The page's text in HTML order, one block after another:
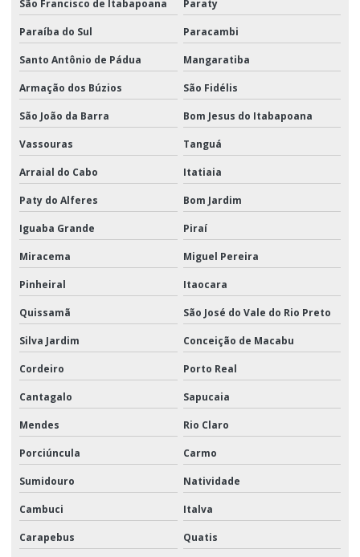
São Francisco de Itabapoana Paraty
Paraíba do Sul Paracambi
Santo Antônio de Pádua Mangaratiba
Armação dos Búzios São Fidélis
São João da Barra Bom Jesus do Itabapoana
Vassouras Tanguá
Arraial do Cabo Itatiaia
Paty do Alferes Bom Jardim
Iguaba Grande Piraí
Miracema Miguel Pereira
Pinheiral Itaocara
Quissamã São José do Vale do Rio Preto
Silva Jardim Conceição de Macabu
Cordeiro Porto Real
Cantagalo Sapucaia
Mendes Rio Claro
Porciúncula Carmo
Sumidouro Natividade
Cambuci Italva
Carapebus Quatis